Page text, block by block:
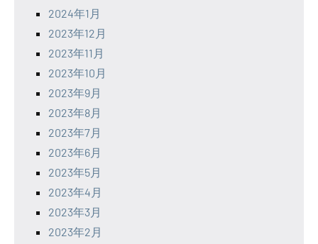
2024年1月
2023年12月
2023年11月
2023年10月
2023年9月
2023年8月
2023年7月
2023年6月
2023年5月
2023年4月
2023年3月
2023年2月